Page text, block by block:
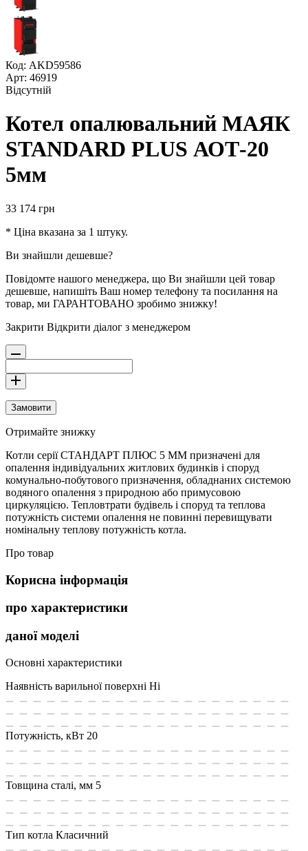
Код: AKD59586
Арт: 46919
Відсутній
Котел опалювальний МАЯК
STANDARD PLUS АОТ-20
5мм
33 174 грн
* Ціна вказана за 1 штуку.
Ви знайшли дешевше?
Повідомте нашого менеджера, що Ви знайшли цей товар
дешевше, напишіть Ваш номер телефону та посилання на
товар, ми ГАРАНТОВАНО зробимо знижку!
Закрити Відкрити діалог з менеджером
Замовити
Отримайте знижку
Котли серії СТАНДАРТ ПЛЮС 5 ММ призначені для
опалення індивідуальних житлових будинків і споруд
комунально-побутового призначення, обладнаних системою
водяного опалення з природною або примусовою
циркуляцією. Тепловтрати будівель і споруд та теплова
потужність системи опалення не повинні перевищувати
номінальну теплову потужність котла.
Про товар
Корисна інформація
про характеристики
даної моделі
Основні характеристики
Наявність варильної поверхні Ні
Потужність, кВт 20
Товщина сталі, мм 5
Тип котла Класичний